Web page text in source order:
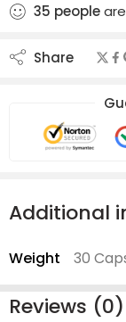
35 people
Share
Additional
Weight 30
Reviews (0)